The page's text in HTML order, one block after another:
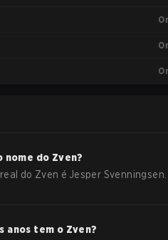
nome do Zven?
do Zven é Jesper Svenningsen
anos tem o Zven?